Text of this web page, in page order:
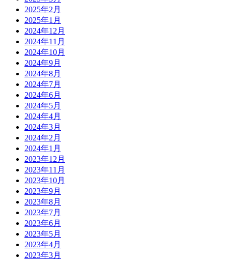
2025年2月
2025年1月
2024年12月
2024年11月
2024年10月
2024年9月
2024年8月
2024年7月
2024年6月
2024年5月
2024年4月
2024年3月
2024年2月
2024年1月
2023年12月
2023年11月
2023年10月
2023年9月
2023年8月
2023年7月
2023年6月
2023年5月
2023年4月
2023年3月